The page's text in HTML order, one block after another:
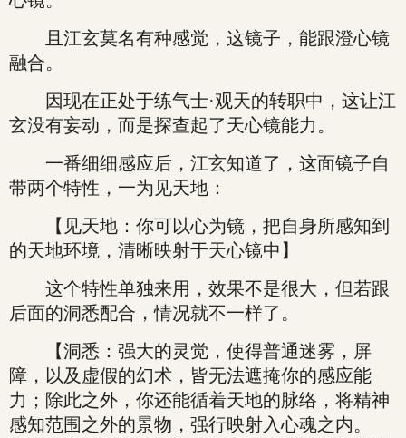
且江玄莫名有种感觉，这镜子，能跟澄心镜
融合。
因现在正处于练气士·观天的转职中，这让江
玄没有妄动，而是探查起了天心镜能力。
一番细细感应后，江玄知道了，这面镜子自
带两个特性，一为见天地：
【见天地：你可以心为镜，把自身所感知到
的天地环境，清晰映射于天心镜中】
这个特性单独来用，效果不是很大，但若跟
后面的洞悉配合，情况就不一样了。
【洞悉：强大的灵觉，使得普通迷雾，屏
障，以及虚假的幻术，皆无法遮掩你的感应能
力；除此之外，你还能循着天地的脉络，将精神
感知范围之外的景物，强行映射入心魂之内。